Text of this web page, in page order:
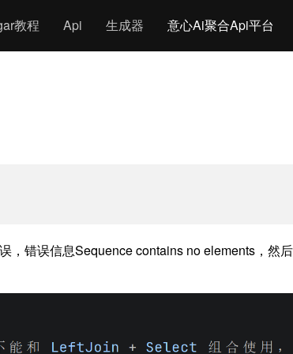
教程 Api 生成器 意心Ai聚合Api平台
，错误信息Sequence contains no elements，然